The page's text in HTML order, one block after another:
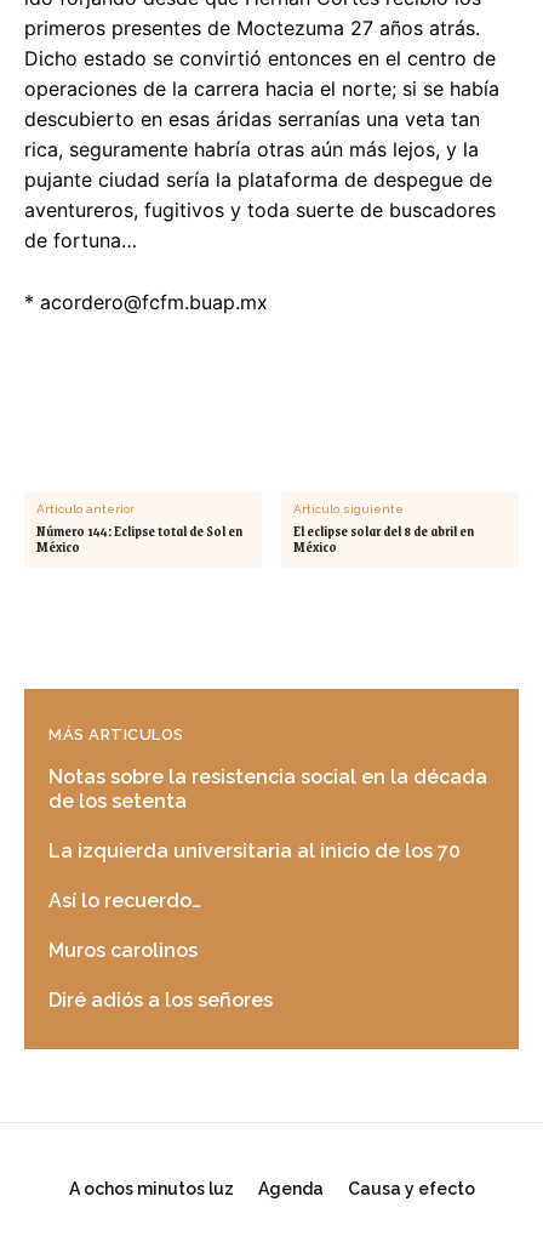
primeros presentes de Moctezuma 27 años atrás.
Dicho estado se convirtió entonces en el centro de
operaciones de la carrera hacia el norte; si se había
descubierto en esas áridas serranías una veta tan
rica, seguramente habría otras aún más lejos, y la
pujante ciudad sería la plataforma de despegue de
aventureros, fugitivos y toda suerte de buscadores
de fortuna…
* acordero@fcfm.buap.mx
Artículo anterior
Número 144: Eclipse total de Sol en
México
Artículo siguiente
El eclipse solar del 8 de abril en
México
MÁS ARTICULOS
Notas sobre la resistencia social en la década
de los setenta
La izquierda universitaria al inicio de los 70
Así lo recuerdo…
Muros carolinos
Diré adiós a los señores
A ochos minutos luz Agenda Causa y efecto